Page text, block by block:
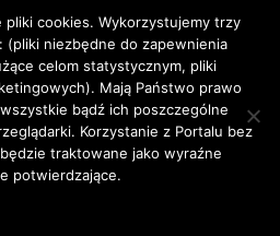
wybrać się na wakacje i
celem jest przekazanie ci
i najlepszych ofert z całego
twój czas, dlatego zebraliśmy
je tobie tutaj – na
pliki cookies. Wykorzystujemy trzy
(pliki niezbędne do zapewnienia
celom statystycznym, pliki
Mają Państwo prawo
bądź ich poszczególne
Korzystanie z Portalu bez
traktowane jako wyraźne
potwierdzające.